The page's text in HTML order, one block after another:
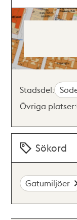
Stadsdel:
Övriga platser:
Sökord
Gatumiljöer